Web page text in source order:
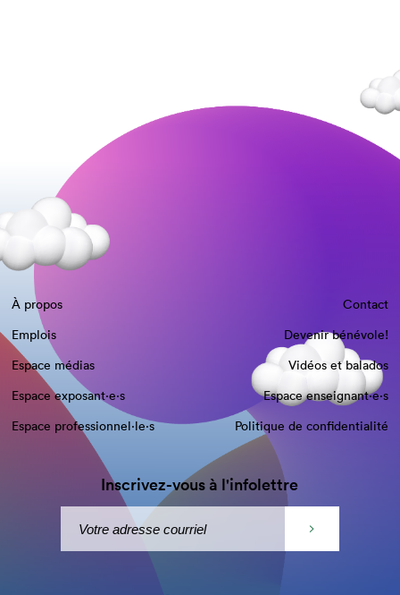
À propos
Contact
Emplois
Devenir bénévole!
Espace médias
Vidéos et balados
Espace exposant·e⋅s
Espace enseignant·e⋅s
Espace professionnel·le⋅s
Politique de confidentialité
Inscrivez-vous à l'infolettre